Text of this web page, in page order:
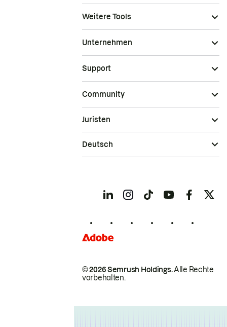
Weitere Tools
Unternehmen
Support
Community
© 2026 Semrush Holdings.Alle Rechte
vorbehalten.
Juristen
Deutsch